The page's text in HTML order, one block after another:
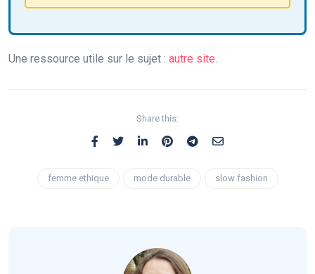
Une ressource utile sur le sujet : autre site
Share this:
femme ethique mode durable slow fashion